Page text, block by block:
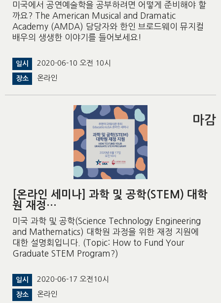
미국에서 공연예술학을 공부하려면 어떻게 준비해야 할
까요? The American Musical and Dramatic
Academy (AMDA) 담당자와 한인 브로드웨이 뮤지컬
배우의 생생한 이야기를 들어보세요!
일시 2020-06-10 오전 10시
장소 온라인
[온라인 세미나] 과학 및 공학(STEM) 대학
원 재정…
미국 과학 및 공학(Science Technology Engineering
and Mathematics) 대학원 과정을 위한 재정 지원에
대한 설명회입니다. (Topic: How to Fund Your
Graduate STEM Program?)
일시 2020-06-17 오전10시
장소 온라인
마감